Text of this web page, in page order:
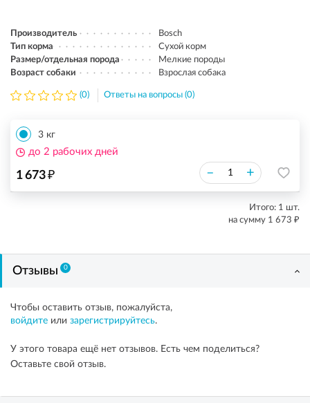
Производитель
Bosch
Тип корма
Сухой корм
Размер/отдельная порода
Мелкие породы
Возраст собаки
Взрослая собака
(0) Ответы на вопросы (0)
3 кг
1 673₽ – +
до 2 рабочих дней
Итого: 1 шт.
на сумму 1 673 ₽
Отзывы 0
Чтобы оставить отзыв, пожалуйста,
войдите или зарегистрируйтесь.
У этого товара ещё нет отзывов. Есть чем поделиться?
Оставьте свой отзыв.